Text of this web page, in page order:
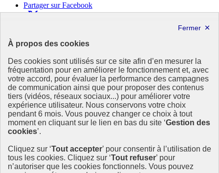
Partager sur Facebook
Copier dans le presse-papier
République
Française
Le portail est conçu pour être le point d'accès national à la
déclaration et au dépôt des contrats climat communications
commerciales et transition écologique. Il s'agit d'un site
gouvernemental, produit par le Commissariat général au
développement durable (CGDD), direction du ministère de la
info.gouv.fr- ouvre une nouvelle fenêtre
service-public.fr- ouvre une nouvelle fenêtre
À propos des cookies
Des cookies sont utilisés sur ce site afin d’en mesurer la
fréquentation pour en améliorer le fonctionnement et, avec
votre accord, pour évaluer la performance des campagnes
de communication ainsi que pour proposer des contenus
tiers (vidéos, réseaux sociaux...) pour améliorer votre
expérience utilisateur. Nous conservons votre choix
pendant 6 mois. Vous pouvez changer ce choix à tout
moment en cliquant sur le lien en bas du site ‘Gestion des
cookies’.
Cliquez sur ‘Tout accepter’ pour consentir à l’utilisation de
tous les cookies. Cliquez sur ‘Tout refuser’ pour
n’autoriser que les cookies fonctionnels. Vous pouvez